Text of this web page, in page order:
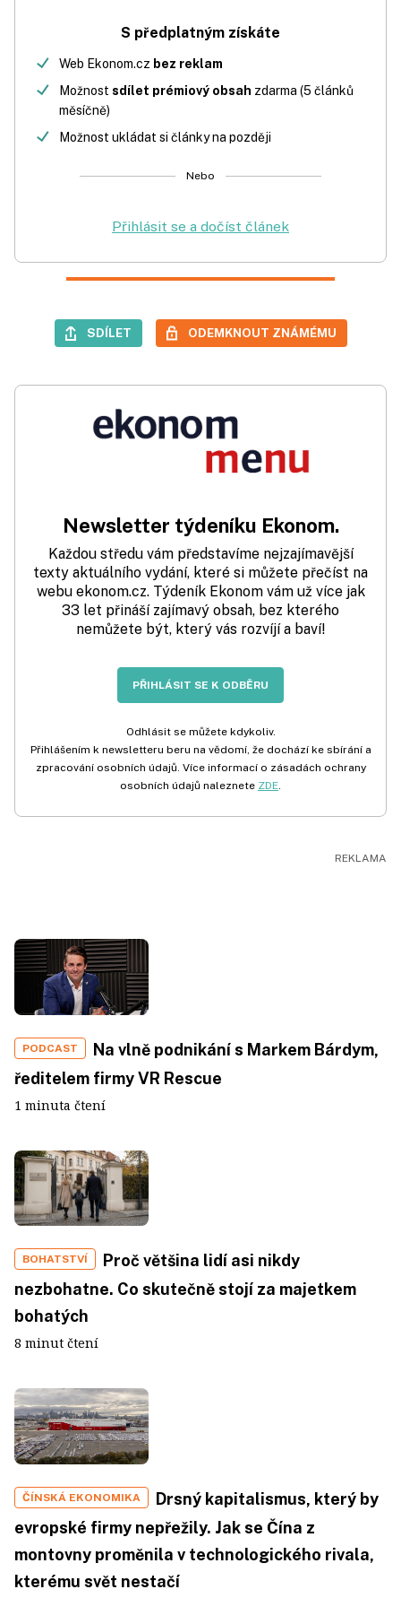
S předplatným získáte
Web Ekonom.cz bez reklam
Možnost sdílet prémiový obsah zdarma (5 článků
měsíčně)
Možnost ukládat si články na později
Nebo
Přihlásit se a dočíst článek
SDÍLET ODEMKNOUT ZNÁMÉMU
Newsletter týdeníku Ekonom.
Každou středu vám představíme nejzajímavější
texty aktuálního vydání, které si můžete přečíst na
webu ekonom.cz. Týdeník Ekonom vám už více jak
33 let přináší zajímavý obsah, bez kterého
nemůžete být, který vás rozvíjí a baví!
PŘIHLÁSIT SE K ODBĚRU
Odhlásit se můžete kdykoliv.
Přihlášením k newsletteru beru na vědomí, že dochází ke sbírání a
zpracování osobních údajů. Více informací o zásadách ochrany
osobních údajů naleznete ZDE.
PODCAST
Na vlně podnikání s Markem Bárdym,
ředitelem firmy VR Rescue
1 minuta čtení
BOHATSTVÍ
Proč většina lidí asi nikdy
nezbohatne. Co skutečně stojí za majetkem
bohatých
8 minut čtení
ČÍNSKÁ EKONOMIKA
Drsný kapitalismus, který by
evropské firmy nepřežily. Jak se Čína z
montovny proměnila v technologického rivala,
kterému svět nestačí